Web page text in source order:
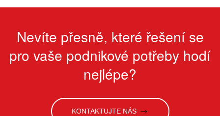
Nevíte přesně, které řešení se
pro vaše podnikové potřeby hodí
nejlépe?
KONTAKTUJTE NÁS